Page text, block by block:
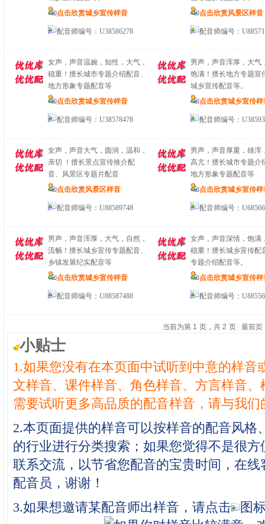
点击欣赏城乡宣传样音
配音师编号：U38586278
点击欣赏风景区样音
配音师编号：
女声，声音温婉，知性，大气，
稳重！擅长城市专题介绍配音、
地方形象专题配音等
点击欣赏城乡宣传样音
配音师编号：U38578478
男声，声音浑厚，大气
饱满！擅长地方专题宣
城乡宣传配音等。
点击欣赏城乡宣传样
配音师编号：
女声，声音大气，圆润，温和，
亲切 ！擅长景点宣传推介配
音、风景区专题片配音
点击欣赏风景区样音
配音师编号：U88589748
男声，声音厚重，雄浑
高亢！擅长城市专题介
地方形象专题配音等
点击欣赏城乡宣传样
配音师编号：
男声，声音浑厚，大气，自然，
流畅！擅长城乡宣传专题配音、
乡镇发展纪实配音等
点击欣赏城乡宣传样音
配音师编号：U88587488
女声，声音深情，饱满
稳重！擅长城乡宣传配
专题介绍配音等。
点击欣赏城乡宣传样
配音师编号：
当前为第 1 页，共 2 页 最前页
小贴士
1.如果您没有在本页面中试听到中意的样音
文样音、课件样音、角色样音、方言样音
需要试听更多高品质的配音样音，请与我
2.本页面提供的样音可以按样音的配音风格
的行业进行分类搜索；如果您觉得不是很
联系交流，以节省您配音的宝贵时间，在
配音员，谢谢！
3.如果想邀请某配音师出样音，请点击
图